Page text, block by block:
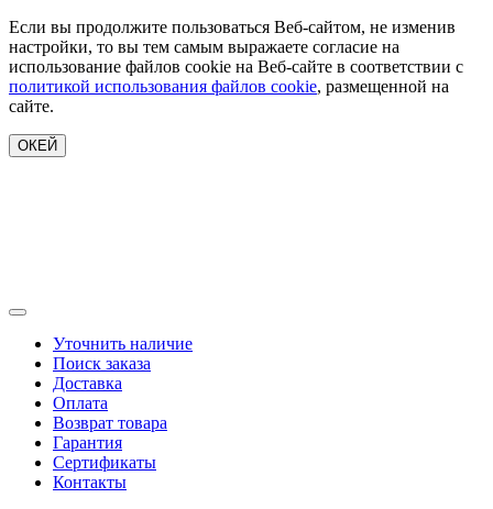
Если вы продолжите пользоваться Веб-сайтом, не изменив
настройки, то вы тем самым выражаете согласие на
использование файлов cookie на Веб-сайте в соответствии с
политикой использования файлов cookie, размещенной на
сайте.
ОКЕЙ
Уточнить наличие
Поиск заказа
Доставка
Оплата
Возврат товара
Гарантия
Сертификаты
Контакты